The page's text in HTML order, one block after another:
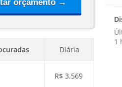
orçamento →
Diária
R$ 3.569
1